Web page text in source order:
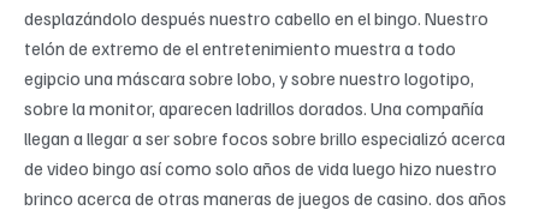
desplazándolo después nuestro cabello en el bingo. Nuestro
telón de extremo de el entretenimiento muestra a todo
egipcio una máscara sobre lobo, y sobre nuestro logotipo,
sobre la monitor, aparecen ladrillos dorados. Una compañía
llegan a llegar a ser sobre focos sobre brillo especializó acerca
de video bingo así­ como solo años de vida luego hizo nuestro
brinco acerca de otras maneras de juegos de casino. dos años